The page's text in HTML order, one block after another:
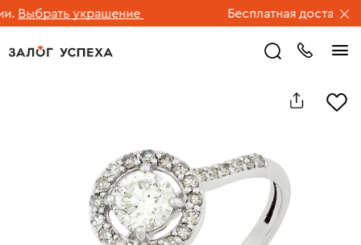
Выбрать украшение Бесплатная доставка